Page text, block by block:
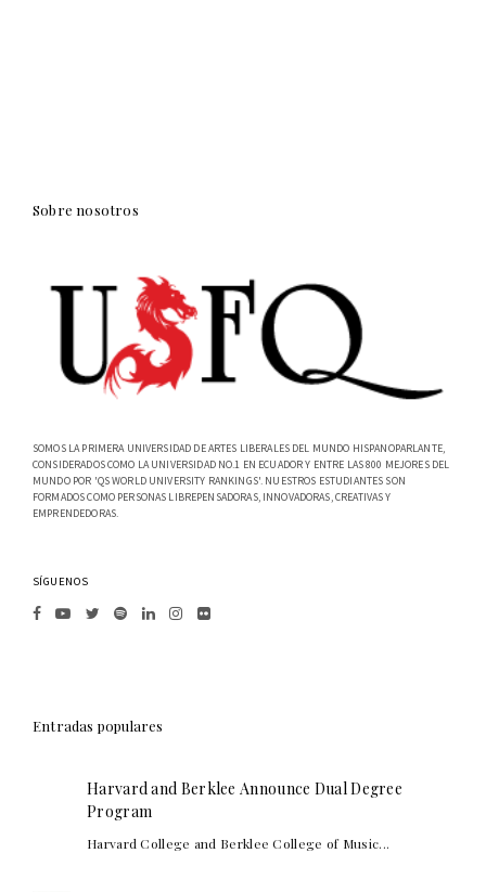
Sobre nosotros
SOMOS LA PRIMERA UNIVERSIDAD DE ARTES LIBERALES DEL MUNDO HISPANOPARLANTE,
CONSIDERADOS COMO LA UNIVERSIDAD NO.1 EN ECUADOR Y ENTRE LAS 800 MEJORES DEL
MUNDO POR 'QS WORLD UNIVERSITY RANKINGS'. NUESTROS ESTUDIANTES SON
FORMADOS COMO PERSONAS LIBREPENSADORAS, INNOVADORAS, CREATIVAS Y
EMPRENDEDORAS.
SÍGUENOS
Entradas populares
Harvard and Berklee Announce Dual Degree
Program
Harvard College and Berklee College of Music...